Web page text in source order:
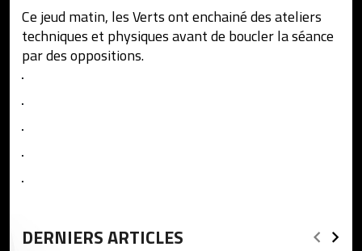
Ce jeud matin, les Verts ont enchainé des ateliers
techniques et physiques avant de boucler la séance
par des oppositions.
DERNIERS ARTICLES